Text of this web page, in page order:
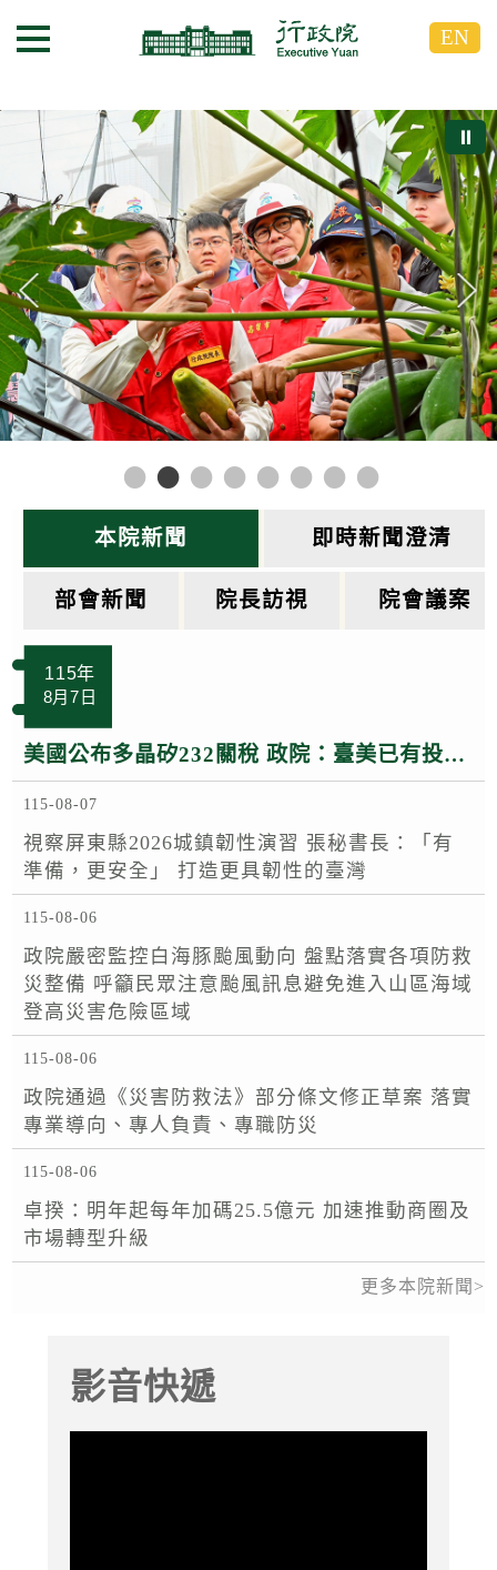
到
塊
G
o
T
o
C
e
n
t
e
r
b
l
到
塊
選單按鈕 EN
⏸
本院新聞 即時新聞澄清
部會新聞 院長訪視 院會議案
115年
8月7日
美國公布多晶矽232關稅 政院：臺美已有投資MOU 半導體多晶矽相關產品適用相關優惠待遇
115-08-07
視察屏東縣2026城鎮韌性演習 張秘書長：「有
準備，更安全」 打造更具韌性的臺灣
115-08-06
政院嚴密監控白海豚颱風動向 盤點落實各項防救
災整備 呼籲民眾注意颱風訊息避免進入山區海域
登高災害危險區域
115-08-06
政院通過《災害防救法》部分條文修正草案 落實
專業導向、專人負責、專職防災
115-08-06
卓揆：明年起每年加碼25.5億元 加速推動商圈及
市場轉型升級
更多本院新聞
影音快遞